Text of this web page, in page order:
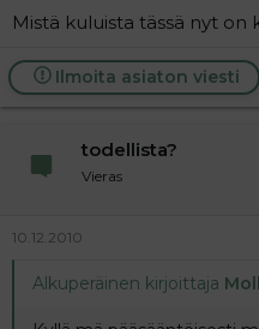
Mistä kuluista tässä nyt on
Ilmoita asiaton viesti
todellista?
Vieras
10.12.2010
Alkuperäinen kirjoittaja